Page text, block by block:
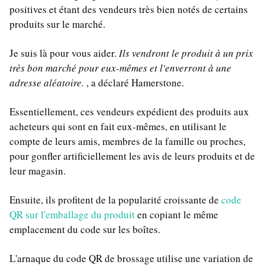
positives et étant des vendeurs très bien notés de certains
produits sur le marché.
Je suis là pour vous aider. Ils vendront le produit à un prix
très bon marché pour eux-mêmes et l'enverront à une
adresse aléatoire. , a déclaré Hamerstone.
Essentiellement, ces vendeurs expédient des produits aux
acheteurs qui sont en fait eux-mêmes, en utilisant le
compte de leurs amis, membres de la famille ou proches,
pour gonfler artificiellement les avis de leurs produits et de
leur magasin.
Ensuite, ils profitent de la popularité croissante de code
QR sur l'emballage du produiten copiant le même
emplacement du code sur les boîtes.
L'arnaque du code QR de brossage utilise une variation de